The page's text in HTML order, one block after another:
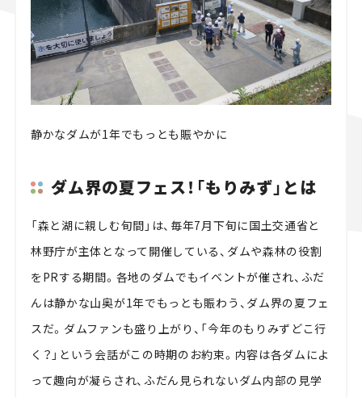
静かなダムが1年でもっとも賑やかに
ダム界の夏フェス！「もりみず」とは
「森と湖に親しむ旬間」は、毎年7月下旬に国土交通省と
林野庁が主体となって開催している、ダムや森林の役割
をPRする期間。各地のダムでもイベントが催され、ふだ
んは静かな山奥が1年でもっとも賑わう、ダム界の夏フェ
スだ。ダムファンも盛り上がり、「今年のもりみずどこ行
く？」という会話がこの時期のお約束。内容は各ダムによ
って趣向が凝らされ、ふだん見られないダム内部の見学